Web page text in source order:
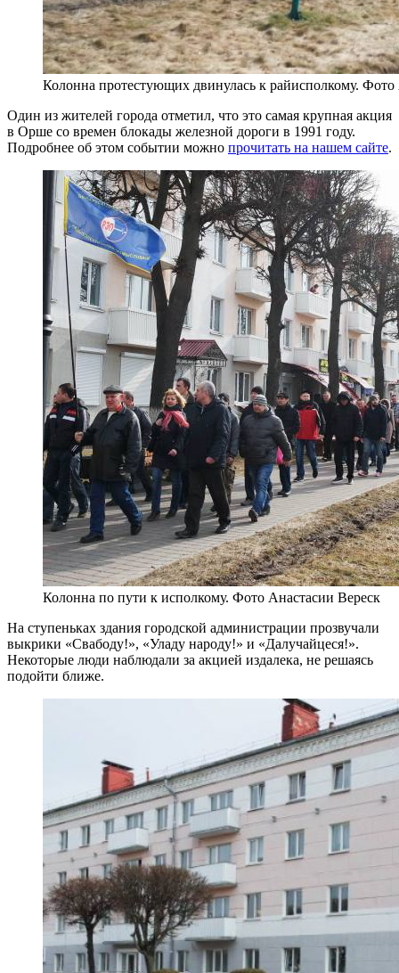
Колонна протестующих двинулась к райисполкому. Фото
Один из жителей города отметил, что это самая крупная акция
в Орше со времен блокады железной дороги в 1991 году.
Подробнее об этом событии можно прочитать на нашем сайте.
Колонна по пути к исполкому. Фото Анастасии Вереск
На ступеньках здания городской администрации прозвучали
выкрики «Свабоду!», «Уладу народу!» и «Далучайцеся!».
Некоторые люди наблюдали за акцией издалека, не решаясь
подойти ближе.